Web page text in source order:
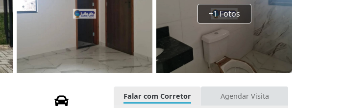
+1 Fotos
Falar com Corretor Agendar Visita